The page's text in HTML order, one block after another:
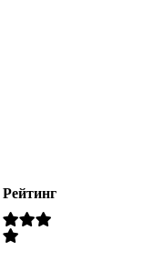
Рейтинг